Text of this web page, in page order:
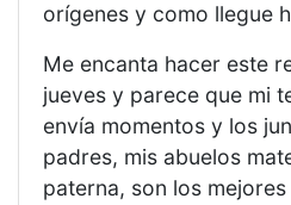
orígenes y como llegue
Me encanta hacer este
jueves y parece que mi
envía momentos y los
padres, mis abuelos
paterna, son los